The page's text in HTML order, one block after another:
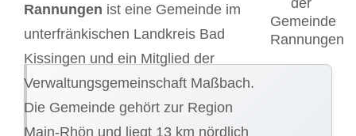
Rannungen ist eine Gemeinde im
unterfränkischen Landkreis Bad
Kissingen und ein Mitglied der
Verwaltungsgemeinschaft Maßbach.
Die Gemeinde gehört zur Region
Main-Rhön und liegt 13 km nördlich